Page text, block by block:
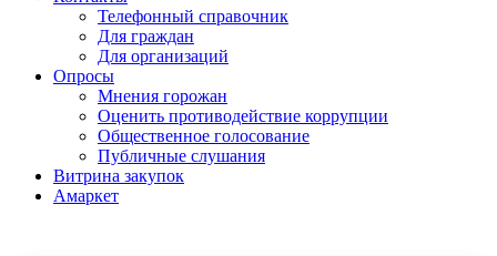
Телефонный справочник
Для граждан
Для организаций
Опросы
Мнения горожан
Оценить противодействие коррупции
Общественное голосование
Публичные слушания
Витрина закупок
Амаркет